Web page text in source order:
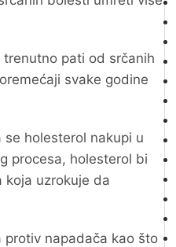
pati od srčanih
svake godine
holesterol nakupi u
procesa, holesterol bi
koja uzrokuje da
protiv napadača kao što